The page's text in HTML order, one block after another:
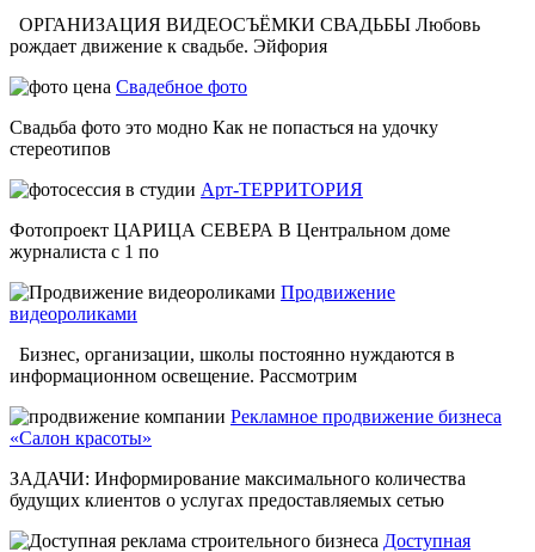
ОРГАНИЗАЦИЯ ВИДЕОСЪЁМКИ СВАДЬБЫ Любовь
рождает движение к свадьбе. Эйфория
Свадебное фото
Свадьба фото это модно Как не попасться на удочку
стереотипов
Арт-ТЕРРИТОРИЯ
Фотопроект ЦАРИЦА СЕВЕРА В Центральном доме
журналиста с 1 по
Продвижение
видеороликами
Бизнес, организации, школы постоянно нуждаются в
информационном освещение. Рассмотрим
Рекламное продвижение бизнеса
«Салон красоты»
ЗАДАЧИ: Информирование максимального количества
будущих клиентов о услугах предоставляемых сетью
Доступная